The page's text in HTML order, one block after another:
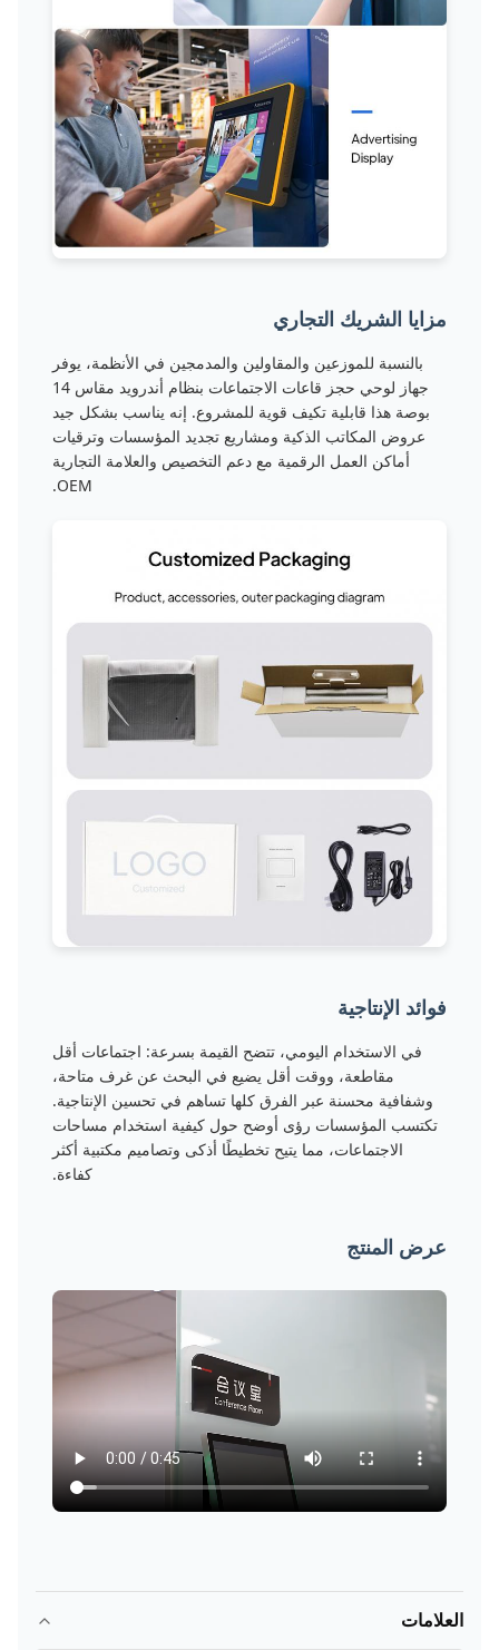
مزايا الشريك التجاري
بالنسبة للموزعين والمقاولين والمدمجين في الأنظمة، يوفر
جهاز لوحي حجز قاعات الاجتماعات بنظام أندرويد مقاس 14
بوصة هذا قابلية تكيف قوية للمشروع. إنه يناسب بشكل جيد
عروض المكاتب الذكية ومشاريع تجديد المؤسسات وترقيات
أماكن العمل الرقمية مع دعم التخصيص والعلامة التجارية
OEM.
فوائد الإنتاجية
في الاستخدام اليومي، تتضح القيمة بسرعة: اجتماعات أقل
مقاطعة، ووقت أقل يضيع في البحث عن غرف متاحة،
وشفافية محسنة عبر الفرق كلها تساهم في تحسين الإنتاجية.
تكتسب المؤسسات رؤى أوضح حول كيفية استخدام مساحات
الاجتماعات، مما يتيح تخطيطًا أذكى وتصاميم مكتبية أكثر
كفاءة.
عرض المنتج
العلامات